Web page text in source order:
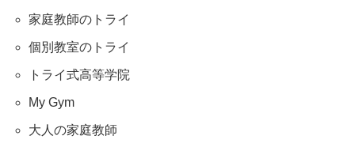
家庭教師のトライ
個別教室のトライ
トライ式高等学院
My Gym
大人の家庭教師